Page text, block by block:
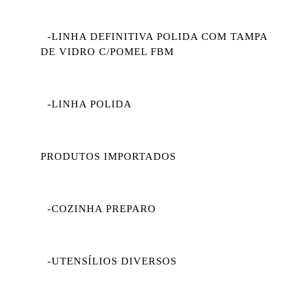
-LINHA DEFINITIVA POLIDA COM TAMPA
DE VIDRO C/POMEL FBM
-LINHA POLIDA
PRODUTOS IMPORTADOS
-COZINHA PREPARO
-UTENSÍLIOS DIVERSOS